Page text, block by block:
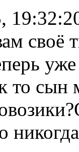
своё
то сын